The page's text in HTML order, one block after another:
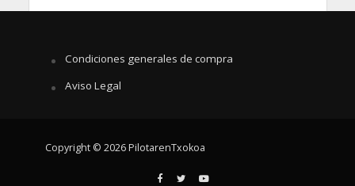
Condiciones generales de compra
Aviso Legal
Copyright © 2026 PilotarenTxokoa